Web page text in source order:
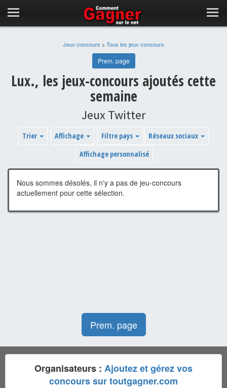
Jeux-concours > Tous les jeux-concours
Prem. page
Lux., les jeux-concours ajoutés cette
semaine
Jeux Twitter
Trier Affichage Filtre pays
Réseaux sociaux
Affichage personnalisé
Nous sommes désolés, il n'y a pas de jeu-concours
actuellement pour cette sélection.
Prem. page
Organisateurs : Ajoutez et gérez vos
concours sur toutgagner.com